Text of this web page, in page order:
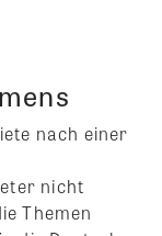
nach einer
nicht
Themen